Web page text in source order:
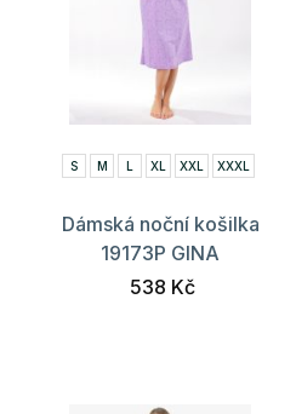
S M L XL XXL XXXL
Dámská noční košilka
19173P GINA
538 Kč